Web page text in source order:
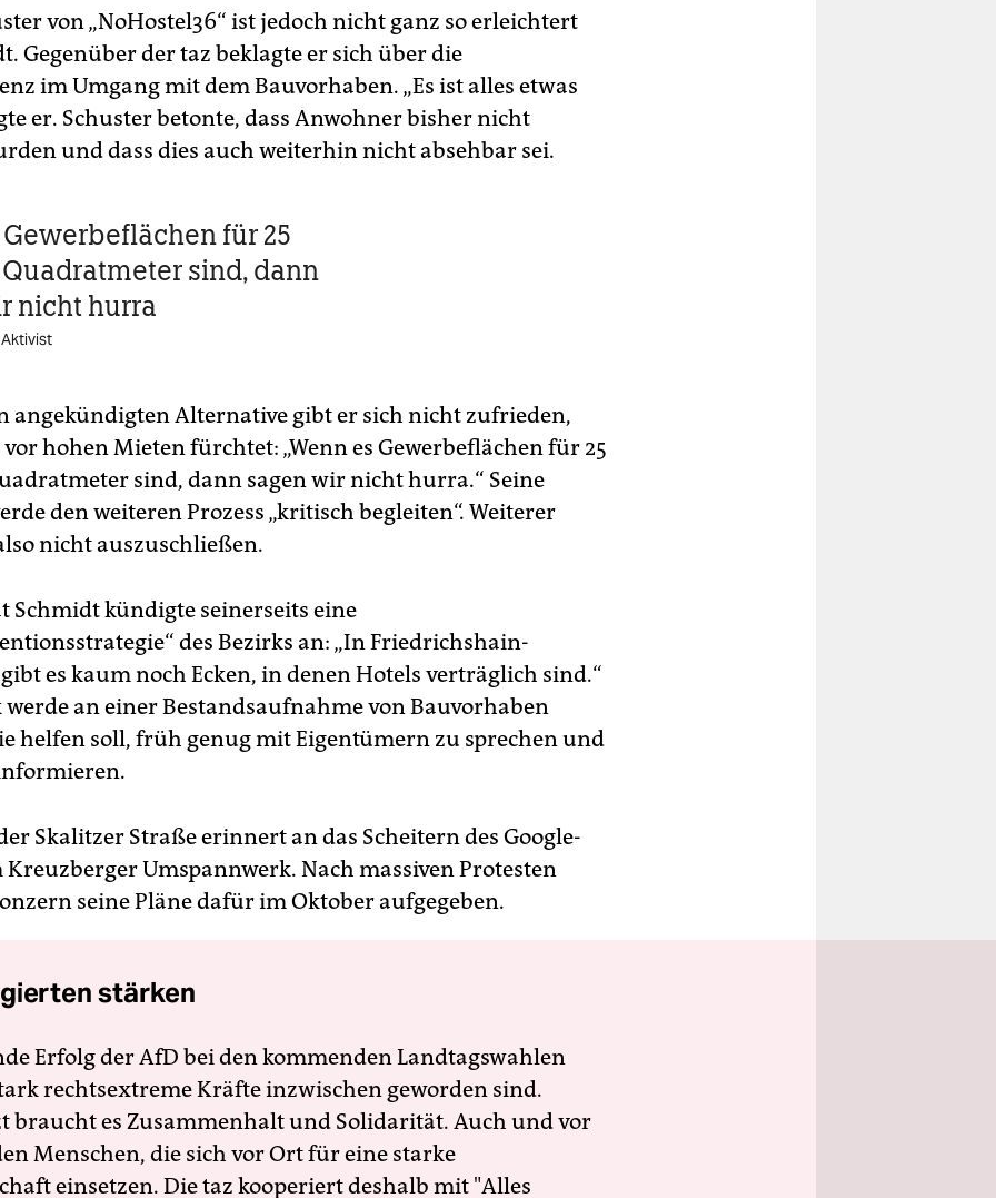
von „NoHostel36“ ist jedoch nicht ganz so erleichtert
Gegenüber der taz beklagte er sich über die
im Umgang mit dem Bauvorhaben. „Es ist alles etwas
er. Schuster betonte, dass Anwohner bisher nicht
und dass dies auch weiterhin nicht absehbar sei.
für 25
sind, dann
nicht hurra
angekündigten Alternative gibt er sich nicht zufrieden,
hohen Mieten fürchtet: „Wenn es Gewerbeflächen für 25
sind, dann sagen wir nicht hurra.“ Seine
den weiteren Prozess ­„kritisch begleiten“. Weiterer
nicht auszuschließen.
Schmidt kündigte seinerseits eine
des Bezirks an: „In Friedrichshain-
es kaum noch Ecken, in denen Hotels verträglich sind.“
werde an einer Bestandsaufnahme von Bauvorhaben
helfen soll, früh genug mit Eigentümern zu sprechen und
Skalitzer Straße erinnert an das Scheitern des Google-
Kreuzberger Umspannwerk. Nach massiven Protesten
seine Pläne dafür im Oktober aufgegeben.
stärken
Erfolg der AfD bei den kommenden Landtagswahlen
rechtsextreme Kräfte inzwischen geworden sind.
braucht es Zusammenhalt und Solidarität. Auch und vor
Menschen, die sich vor Ort für eine starke
einsetzen. Die taz kooperiert deshalb mit "Alles